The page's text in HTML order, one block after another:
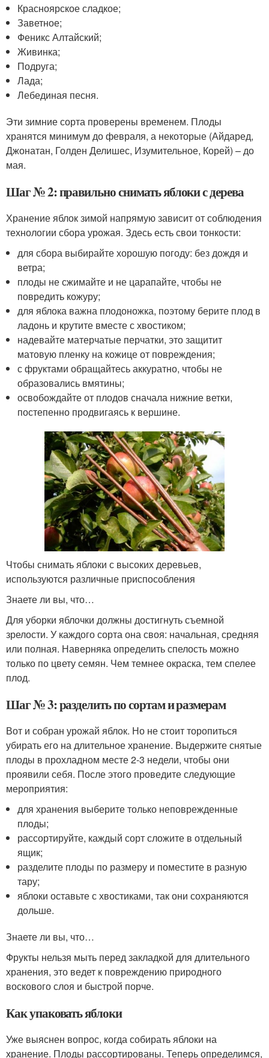
Красноярское сладкое;
Заветное;
Феникс Алтайский;
Живинка;
Подруга;
Лада;
Лебединая песня.
Эти зимние сорта проверены временем. Плоды
хранятся минимум до февраля, а некоторые (Айдаред,
Джонатан, Голден Делишес, Изумительное, Корей) – до
мая.
Шаг № 2: правильно снимать яблоки с дерева
Хранение яблок зимой напрямую зависит от соблюдения
технологии сбора урожая. Здесь есть свои тонкости:
для сбора выбирайте хорошую погоду: без дождя и
ветра;
плоды не сжимайте и не царапайте, чтобы не
повредить кожуру;
для яблока важна плодоножка, поэтому берите плод в
ладонь и крутите вместе с хвостиком;
надевайте матерчатые перчатки, это защитит
матовую пленку на кожице от повреждения;
с фруктами обращайтесь аккуратно, чтобы не
образовались вмятины;
освобождайте от плодов сначала нижние ветки,
постепенно продвигаясь к вершине.
Чтобы снимать яблоки с высоких деревьев,
используются различные приспособления
Знаете ли вы, что…
Для уборки яблочки должны достигнуть съемной
зрелости. У каждого сорта она своя: начальная, средняя
или полная. Наверняка определить спелость можно
только по цвету семян. Чем темнее окраска, тем спелее
плод.
Шаг № 3: разделить по сортам и размерам
Вот и собран урожай яблок. Но не стоит торопиться
убирать его на длительное хранение. Выдержите снятые
плоды в прохладном месте 2-3 недели, чтобы они
проявили себя. После этого проведите следующие
мероприятия:
для хранения выберите только неповрежденные
плоды;
рассортируйте, каждый сорт сложите в отдельный
ящик;
разделите плоды по размеру и поместите в разную
тару;
яблоки оставьте с хвостиками, так они сохраняются
дольше.
Знаете ли вы, что…
Фрукты нельзя мыть перед закладкой для длительного
хранения, это ведет к повреждению природного
воскового слоя и быстрой порче.
Как упаковать яблоки
Уже выяснен вопрос, когда собирать яблоки на
хранение. Плоды рассортированы. Теперь определимся,